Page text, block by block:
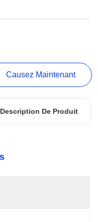
Causez Maintenant
Description De Produit